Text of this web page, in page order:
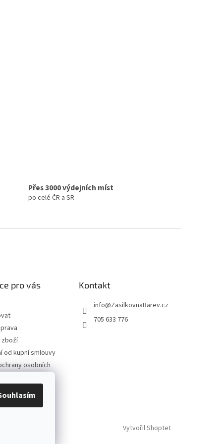
Přes 3000 výdejních míst
po celé ČR a SR
pro vás
zboží
od kupní smlouvy
osobních
Kontakt
info@ZasilkovnaBarev.cz
705 633 776
Vytvořil Shoptet